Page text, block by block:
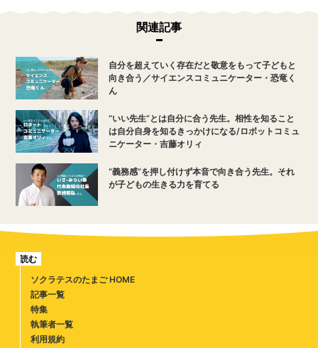
関連記事
自分を超えていく存在だと敬意をもって子どもと
向き合う／サイエンスコミュニケーター・恐竜く
ん
“いい先生”とは自分に合う先生。相性を知ること
は自分自身を知るきっかけになる/ロボットコミュ
ニケーター・吉藤オリィ
“義務感”を押し付けず本音で向き合う先生。それ
が子どもの生きる力を育てる
読む
ソクラテスのたまご HOME
記事一覧
特集
執筆者一覧
利用規約